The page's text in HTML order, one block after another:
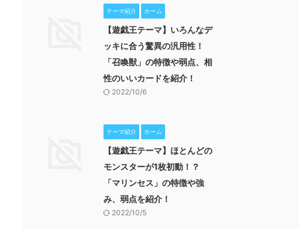
テーマ紹介 ホーム
【遊戯王テーマ】いろんなデ
ッキに合う驚異の汎用性！
「召喚獣」の特徴や弱点、相
性のいいカードを紹介！
2022/10/6
テーマ紹介 ホーム
【遊戯王テーマ】ほとんどの
モンスターが1枚初動！？
「マリンセス」の特徴や強
み、弱点を紹介！
2022/10/5